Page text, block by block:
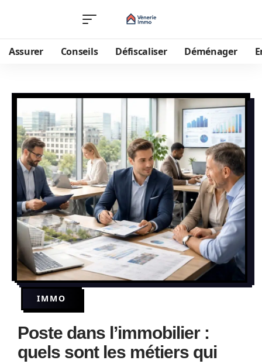
Assurer Conseils Défiscaliser Déménager
IMMO
Poste dans l’immobilier :
quels sont les métiers qui